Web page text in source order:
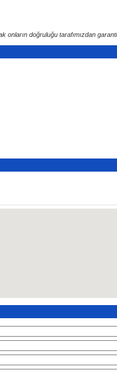
onların doğruluğu tarafımızdan